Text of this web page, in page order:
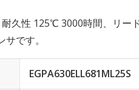
久性 125℃ 3000時間、リー
です。
EGPA630ELL681ML25S